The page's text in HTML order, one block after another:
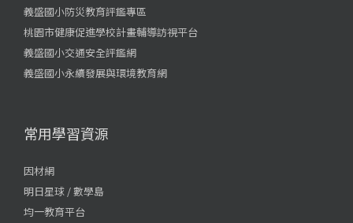
義盛國小防災教育評鑑專區
桃園市健康促進學校計畫輔導訪視平台
義盛國小交通安全評鑑網
義盛國小永續發展與環境教育網
常用學習資源
因材網
明日星球 / 數學島
均一教育平台